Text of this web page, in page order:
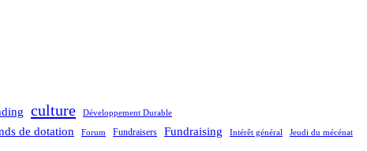
culture Développement Durable
de dotation Forum Fundraisers Fundraising Intérêt général Jeudi du mécénat